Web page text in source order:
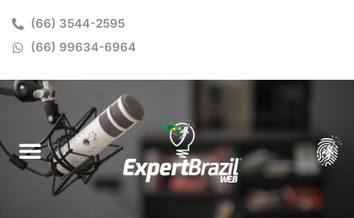
(66) 3544-2595
(66) 99634-6964